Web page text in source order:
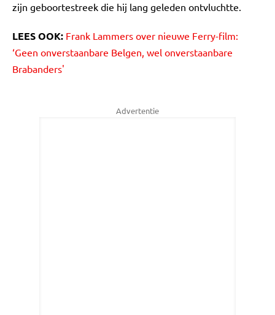
zijn geboortestreek die hij lang geleden ontvluchtte.
LEES OOK: Frank Lammers over nieuwe Ferry-film:
‘Geen onverstaanbare Belgen, wel onverstaanbare
Brabanders'
Advertentie